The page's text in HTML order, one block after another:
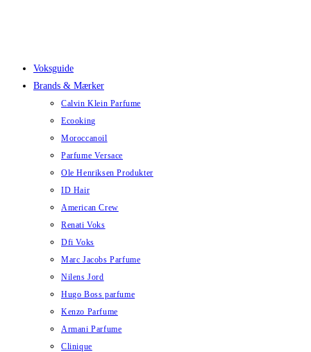
Voksguide
Brands & Mærker
Calvin Klein Parfume
Ecooking
Moroccanoil
Parfume Versace
Ole Henriksen Produkter
ID Hair
American Crew
Renati Voks
Dfi Voks
Marc Jacobs Parfume
Nilens Jord
Hugo Boss parfume
Kenzo Parfume
Armani Parfume
Clinique